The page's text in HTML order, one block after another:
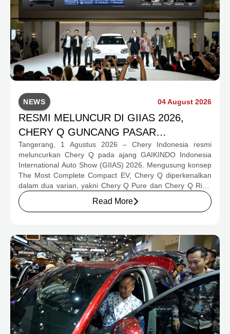
NEWS 04 August 2026
RESMI MELUNCUR DI GIIAS 2026,
CHERY Q GUNCANG PASAR
OTOMOTIF MELALUI HARGA SPESIAL
MULAI RP239,9 JUTA
Tangerang, 1 Agustus 2026 – Chery Indonesia resmi
meluncurkan Chery Q pada ajang GAIKINDO Indonesia
International Auto Show (GIIAS) 2026. Mengusung konsep
The Most Complete Compact EV, Chery Q diperkenalkan
dalam dua varian, yakni Chery Q Pure dan Chery Q Rizz,
untuk mengakomodasi kebutuhan mobilitas serta
preferensi konsumen yang berbeda.
Read More